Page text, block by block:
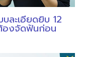
ละเอียดยิบ 12
องจัดฟันก่อน